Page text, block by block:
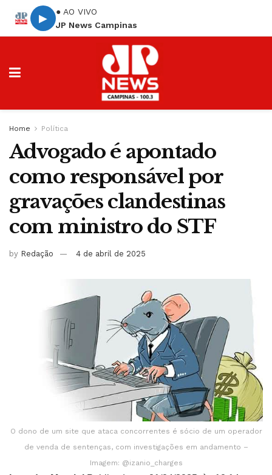
▶
● AO VIVO
JP News Campinas
Home Política
Advogado é apontado
como responsável por
gravações clandestinas
com ministro do STF
by Redação 4 de abril de 2025
O dono de um site que ataca concorrentes é sócio de um operador
de venda de sentenças, com investigações em andamento –
Imagem: @izanio_charges